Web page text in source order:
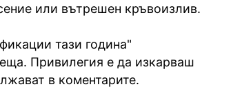
или вътрешен кръвоизлив.
тази година"
Привилегия е да изкарваш
в коментарите.